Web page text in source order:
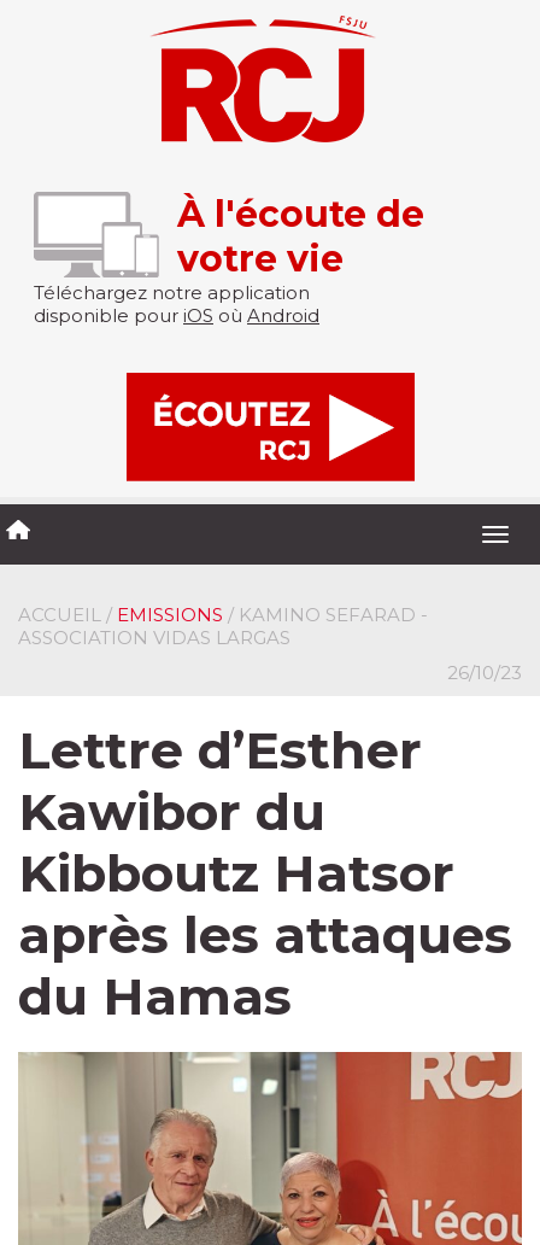
À l'écoute de
votre vie
Téléchargez notre application
disponible pour iOS où Android
ACCUEIL / EMISSIONS / KAMINO SEFARAD -
ASSOCIATION VIDAS LARGAS
26/10/23
Lettre d’Esther
Kawibor du
Kibboutz Hatsor
après les attaques
du Hamas